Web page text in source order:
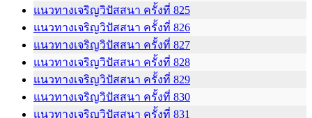
แนวทางเจริญวิปัสสนา ครั้งที่ 825
แนวทางเจริญวิปัสสนา ครั้งที่ 826
แนวทางเจริญวิปัสสนา ครั้งที่ 827
แนวทางเจริญวิปัสสนา ครั้งที่ 828
แนวทางเจริญวิปัสสนา ครั้งที่ 829
แนวทางเจริญวิปัสสนา ครั้งที่ 830
แนวทางเจริญวิปัสสนา ครั้งที่ 831